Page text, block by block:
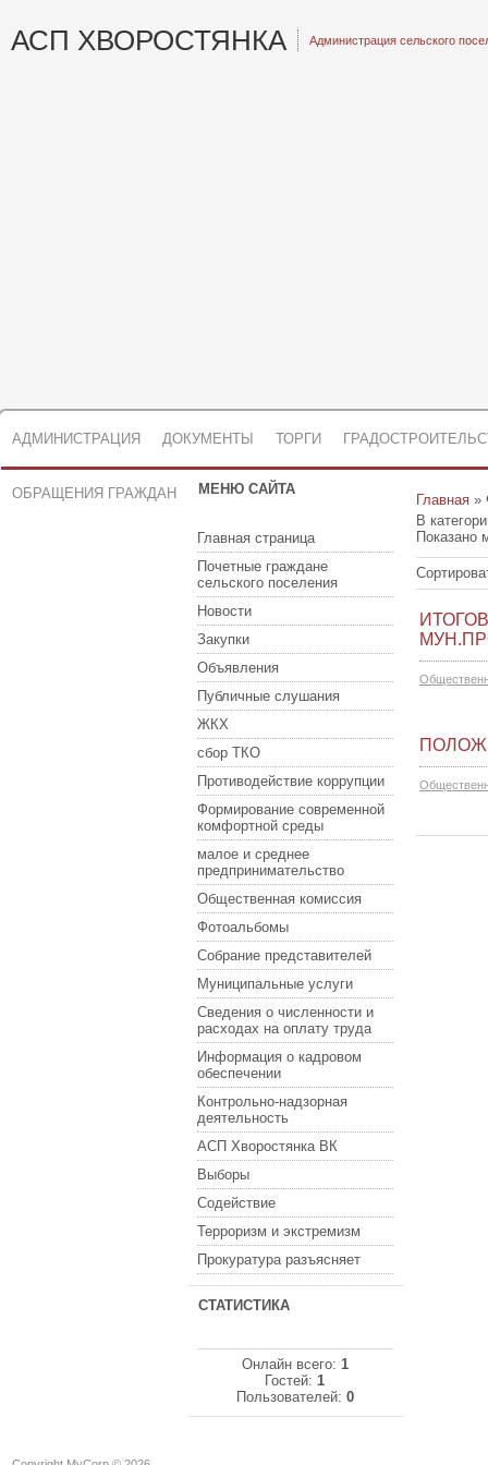
АСП ХВОРОСТЯНКА Администрация сельского
АДМИНИСТРАЦИЯ ДОКУМЕНТЫ ТОРГИ
ОБРАЩЕНИЯ ГРАЖДАН МЕНЮ САЙТА
Главная страница
Почетные граждане
сельского поселения
Новости
Закупки
Объявления
Публичные слушания
ЖКХ
сбор ТКО
Противодействие коррупции
Формирование современной
комфортной среды
малое и среднее
предпринимательство
Общественная комиссия
Фотоальбомы
Собрание представителей
Муниципальные услуги
Сведения о численности и
расходах на оплату труда
Информация о кадровом
обеспечении
Контрольно-надзорная
деятельность
АСП Хворостянка ВК
Выборы
Содействие
Терроризм и экстремизм
Прокуратура разъясняет
СТАТИСТИКА
Онлайн всего: 1
Гостей:1
Пользователей: 0
Главная »
В
Показано